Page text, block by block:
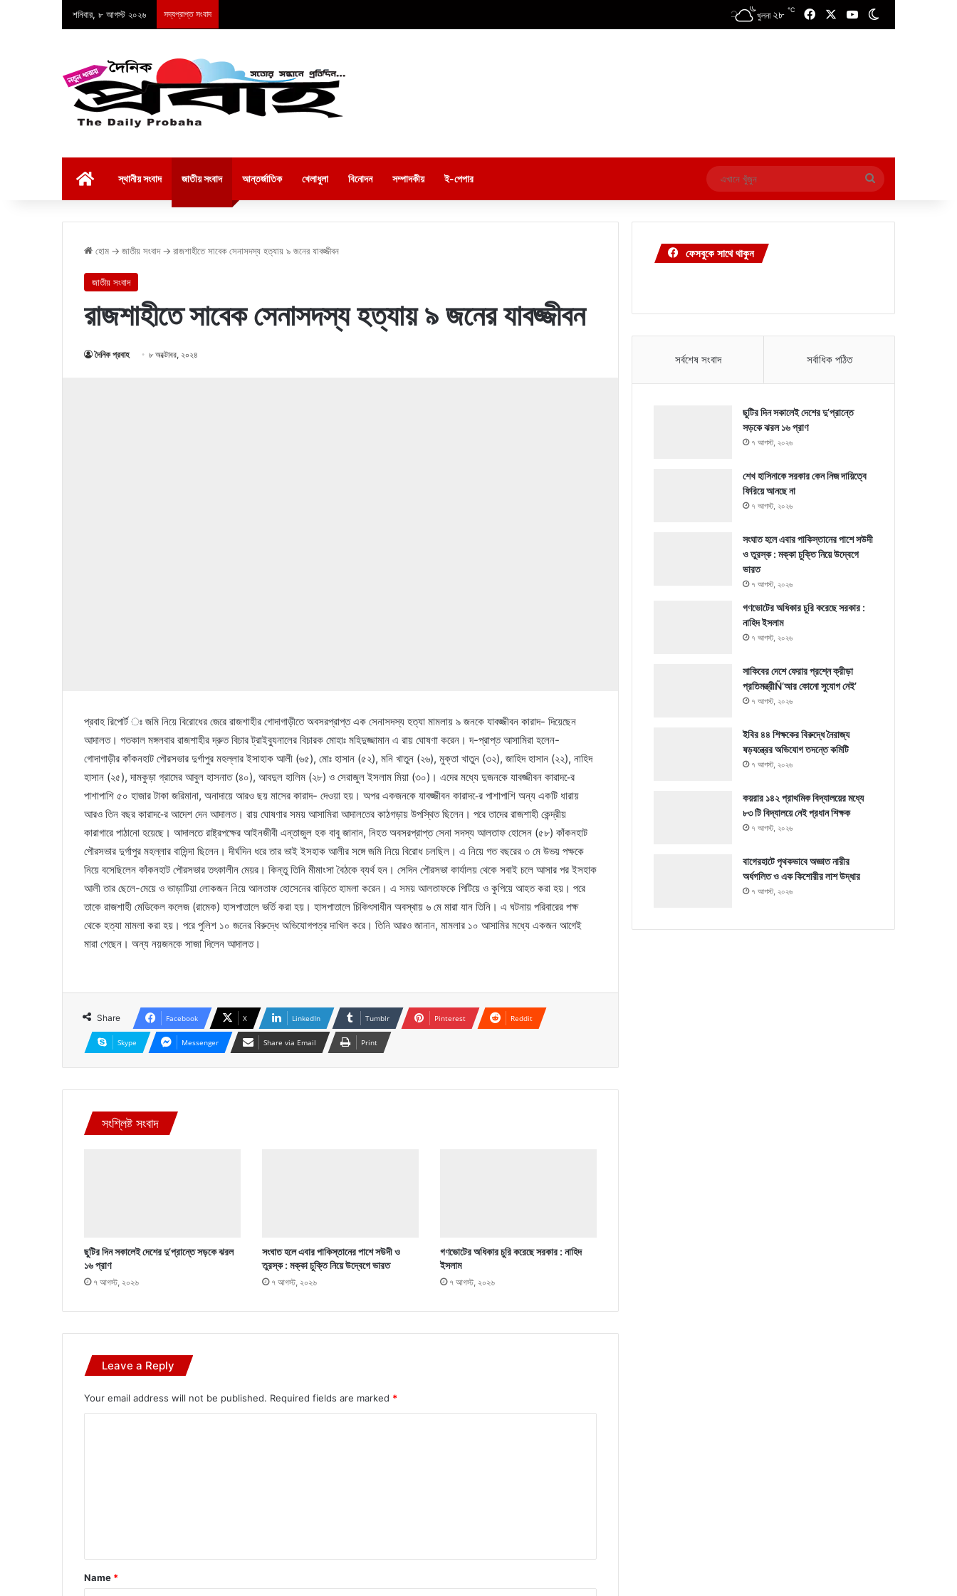
শনিবার, ৮ আগস্ট ২০২৬ সদ্যপ্রাপ্ত সংবাদ খুলনা ২৮ ℃ FacebookYouTube
স্থানীয় সংবাদ জাতীয় সংবাদ আন্তর্জাতিক খেলাধুলা বিনোদন সম্পাদকীয় ই-পেপার
এখানে
খুঁজুন
হোম → জাতীয় সংবাদ → রাজশাহীতে সাবেক সেনাসদস্য হত্যায় ৯ জনের যাবজ্জীবন
জাতীয় সংবাদ
রাজশাহীতে সাবেক সেনাসদস্য হত্যায় ৯ জনের যাবজ্জীবন
দৈনিক প্রবাহ ৮ অক্টোবর, ২০২৪
প্রবাহ রিপোর্ট ঃ জমি নিয়ে বিরোধের জেরে রাজশাহীর গোদাগাড়ীতে অবসরপ্রাপ্ত এক সেনাসদস্য হত্যা মামলায় ৯ জনকে যাবজ্জীবন কারাদ- দিয়েছেন
আদালত। গতকাল মঙ্গলবার রাজশাহীর দ্রুত বিচার ট্রাইব্যুনালের বিচারক মোহাঃ মহিদুজ্জামান এ রায় ঘোষণা করেন। দ-প্রাপ্ত আসামিরা হলেন-
গোদাগাড়ীর কাঁকনহাট পৌরসভার দুর্গাপুর মহল্লার ইসাহাক আলী (৬৫), মোঃ হাসান (৫২), মনি খাতুন (২৬), মুক্তা খাতুন (৩২), জাহিদ হাসান (২২), নাহিদ
হাসান (২৫), দামকুড়া গ্রামের আবুল হাসনাত (৪০), আবদুল হালিম (২৮) ও সেরাজুল ইসলাম মিয়া (৩০)। এদের মধ্যে দুজনকে যাবজ্জীবন কারাদ-ের
পাশাপাশি ৫০ হাজার টাকা জরিমানা, অনাদায়ে আরও ছয় মাসের কারাদ- দেওয়া হয়। অপর একজনকে যাবজ্জীবন কারাদ-ের পাশাপাশি অন্য একটি ধারায়
আরও তিন বছর কারাদ-ের আদেশ দেন আদালত। রায় ঘোষণার সময় আসামিরা আদালতের কাঠগড়ায় উপস্থিত ছিলেন। পরে তাদের রাজশাহী কেন্দ্রীয়
কারাগারে পাঠানো হয়েছে। আদালতে রাষ্ট্রপক্ষের আইনজীবী এন্তাজুল হক বাবু জানান, নিহত অবসরপ্রাপ্ত সেনা সদস্য আলতাফ হোসেন (৫৮) কাঁকনহাট
পৌরসভার দুর্গাপুর মহল্লার বাসিন্দা ছিলেন। দীর্ঘদিন ধরে তার ভাই ইসহাক আলীর সঙ্গে জমি নিয়ে বিরোধ চলছিল। এ নিয়ে গত বছরের ৩ মে উভয় পক্ষকে
নিয়ে বসেছিলেন কাঁকনহাট পৌরসভার তৎকালীন মেয়র। কিন্তু তিনি মীমাংসা বৈঠকে ব্যর্থ হন। সেদিন পৌরসভা কার্যালয় থেকে সবাই চলে আসার পর ইসহাক
আলী তার ছেলে-মেয়ে ও ভাড়াটিয়া লোকজন নিয়ে আলতাফ হোসেনের বাড়িতে হামলা করেন। এ সময় আলতাফকে পিটিয়ে ও কুপিয়ে আহত করা হয়। পরে
তাকে রাজশাহী মেডিকেল কলেজ (রামেক) হাসপাতালে ভর্তি করা হয়। হাসপাতালে চিকিৎসাধীন অবস্থায় ৬ মে মারা যান তিনি। এ ঘটনায় পরিবারের পক্ষ
থেকে হত্যা মামলা করা হয়। পরে পুলিশ ১০ জনের বিরুদ্ধে অভিযোগপত্র দাখিল করে। তিনি আরও জানান, মামলার ১০ আসামির মধ্যে একজন আগেই
মারা গেছেন। অন্য নয়জনকে সাজা দিলেন আদালত।
Share Facebook X LinkedIn Tumblr Pinterest Reddit
Skype Messenger Share via Email Print
সংশ্লিষ্ট সংবাদ
ছুটির দিন সকালেই দেশের দু’প্রান্তে সড়কে ঝরল
১৬ প্রাণ
৭ আগস্ট, ২০২৬
সংঘাত হলে এবার পাকিস্তানের পাশে সউদী ও
তুরস্ক : মক্কা চুক্তি নিয়ে উদ্বেগে ভারত
৭ আগস্ট, ২০২৬
গণভোটের অধিকার চুরি করেছে সরকার : নাহিদ
ইসলাম
৭ আগস্ট, ২০২৬
Leave a Reply
Your email address will not be published. Required fields are marked *
*
Name *
ফেসবুকে সাথে থাকুন
সর্বশেষ সংবাদ সর্বাধিক পঠিত
ছুটির দিন সকালেই দেশের দু’প্রান্তে
সড়কে ঝরল ১৬ প্রাণ
৭ আগস্ট, ২০২৬
শেখ হাসিনাকে সরকার কেন নিজ দায়িত্বে
ফিরিয়ে আনছে না
৭ আগস্ট, ২০২৬
সংঘাত হলে এবার পাকিস্তানের পাশে সউদী
ও তুরস্ক : মক্কা চুক্তি নিয়ে উদ্বেগে
ভারত
৭ আগস্ট, ২০২৬
গণভোটের অধিকার চুরি করেছে সরকার :
নাহিদ ইসলাম
৭ আগস্ট, ২০২৬
সাকিবের দেশে ফেরার প্রশ্নে ক্রীড়া
প্রতিমন্ত্রীÑ‘আর কোনো সুযোগ নেই’
৭ আগস্ট, ২০২৬
ইবির ৪৪ শিক্ষকের বিরুদ্ধে নৈরাজ্য
ষড়যন্ত্রের অভিযোগ তদন্তে কমিটি
৭ আগস্ট, ২০২৬
কয়রার ১৪২ প্রাথমিক বিদ্যালয়ের মধ্যে
৮৩ টি বিদ্যালয়ে নেই প্রধান শিক্ষক
৭ আগস্ট, ২০২৬
বাগেরহাটে পৃথকভাবে অজ্ঞাত নারীর
অর্ধগলিত ও এক কিশোরীর লাশ উদ্ধার
৭ আগস্ট, ২০২৬